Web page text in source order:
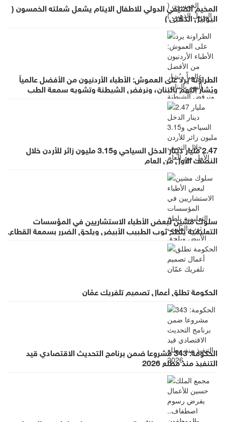
المخيم الصيفي الدولي للاطفال الايتام يشعل شعلته الخمسون (
اليوبيل الذهبي )
الطراونة يرد على العموش: الأطباء الأردنيون من الأفضل عالمياً
ويُشار إليهم بالبنان، ونرفض الشيطنة وتشويه سمعة الطب
بالعموميات
2.47 مليار دينار الدخل السياحي و3.15 مليون زائر للأردن خلال
النصف الأول من العام
سلوك مشين لبعض الأطباء الاستشاريين في المؤسسات
التعليمية يلطخ ثوب الطبيب الأبيض ويلحق الضرر بسمعة القطاع.
الحكومة تطلق أعمال تصميم تلفريك عمّان
الحكومة: 343 مشروعا ضمن برنامج التحديث الاقتصادي قيد
التنفيذ منذ مطلع 2026